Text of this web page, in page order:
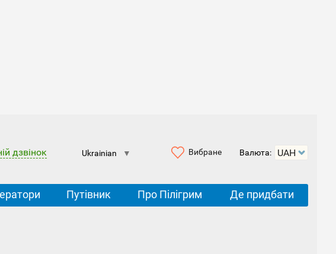
дзвінок Ukrainian ▼ Вибране Валюта:
Путівник Про Пілігрим Де придбати